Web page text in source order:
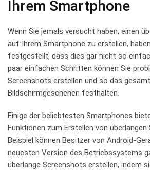
Ihrem ⁤Smartphone
Wenn Sie jemals versucht haben, einen
auf Ihrem Smartphone zu erstellen,
festgestellt, dass dies gar nicht so
‌paar⁢ einfachen Schritten können Sie
Screenshots erstellen und so das⁣
Bildschirmgeschehen festhalten.
Einige der ‌beliebtesten Smartphones
Funktionen zum Erstellen von
Beispiel können Besitzer von Android-
neuesten Version des Betriebssystems
⁣überlange Screenshots erstellen, indem‍